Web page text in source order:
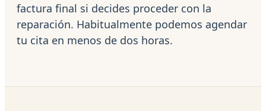
factura final si decides proceder con la
reparación. Habitualmente podemos agendar
tu cita en menos de dos horas.